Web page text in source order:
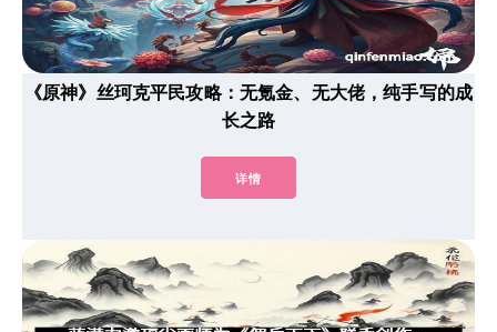
《原神》丝珂克平民攻略：无氪金、无大佬，纯手写的成
长之路
详情